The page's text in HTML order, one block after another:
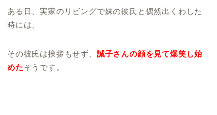
ある日、実家のリビングで妹の彼氏と偶然出くわした
時には、
その彼氏は挨拶もせず、 誠子さんの顔を見て爆笑し始
めたそうです。